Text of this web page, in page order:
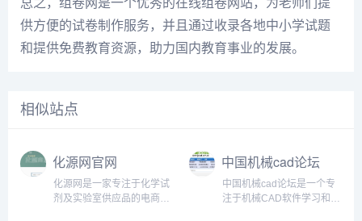
总之，组卷网是一个优秀的在线组卷网站，为老师们提
供方便的试卷制作服务，并且通过收录各地中小学试题
和提供免费教育资源，助力国内教育事业的发展。
相似站点
化源网官网
化源网是一家专注于化学试
剂及实验室供应品的电商平
中国机械cad论坛
中国机械cad论坛是一个专
注于机械CAD软件学习和技